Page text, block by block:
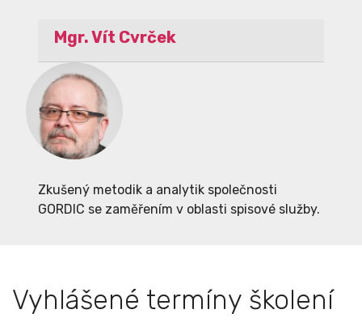
Mgr. Vít Cvrček
Zkušený metodik a analytik společnosti
GORDIC se zaměřením v oblasti spisové služby.
Vyhlášené termíny školení